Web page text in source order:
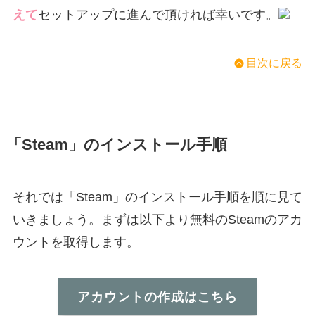
えてセットアップに進んで頂ければ幸いです。
目次に戻る
「Steam」のインストール手順
それでは「Steam」のインストール手順を順に見て
いきましょう。まずは以下より無料のSteamのアカ
ウントを取得します。
アカウントの作成はこちら